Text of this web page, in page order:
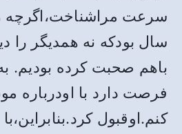
سرعت مراشناخت،اگرچه
سال بودکه نه همدیگر را
باهم صحبت کرده بودیم.
فرصت دارد با
کنم.اوقبول